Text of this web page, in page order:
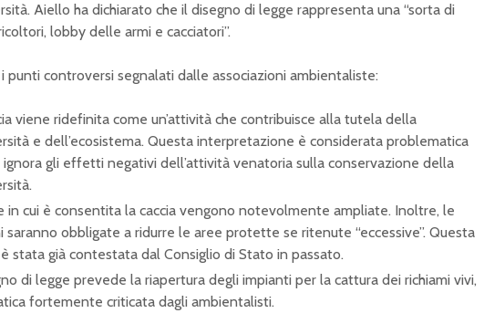
Aiello ha dichiarato che il disegno di legge rappresenta una “sorta di
lobby delle armi e cacciatori”.
punti controversi segnalati dalle associazioni ambientaliste:
viene ridefinita come un’attività che contribuisce alla tutela della
e dell’ecosistema. Questa interpretazione è considerata problematica
ignora gli effetti negativi dell’attività venatoria sulla conservazione della
in cui è consentita la caccia vengono notevolmente ampliate. Inoltre, le
saranno obbligate a ridurre le aree protette se ritenute “eccessive”. Questa
stata già contestata dal Consiglio di Stato in passato.
di legge prevede la riapertura degli impianti per la cattura dei richiami vivi,
fortemente criticata dagli ambientalisti.